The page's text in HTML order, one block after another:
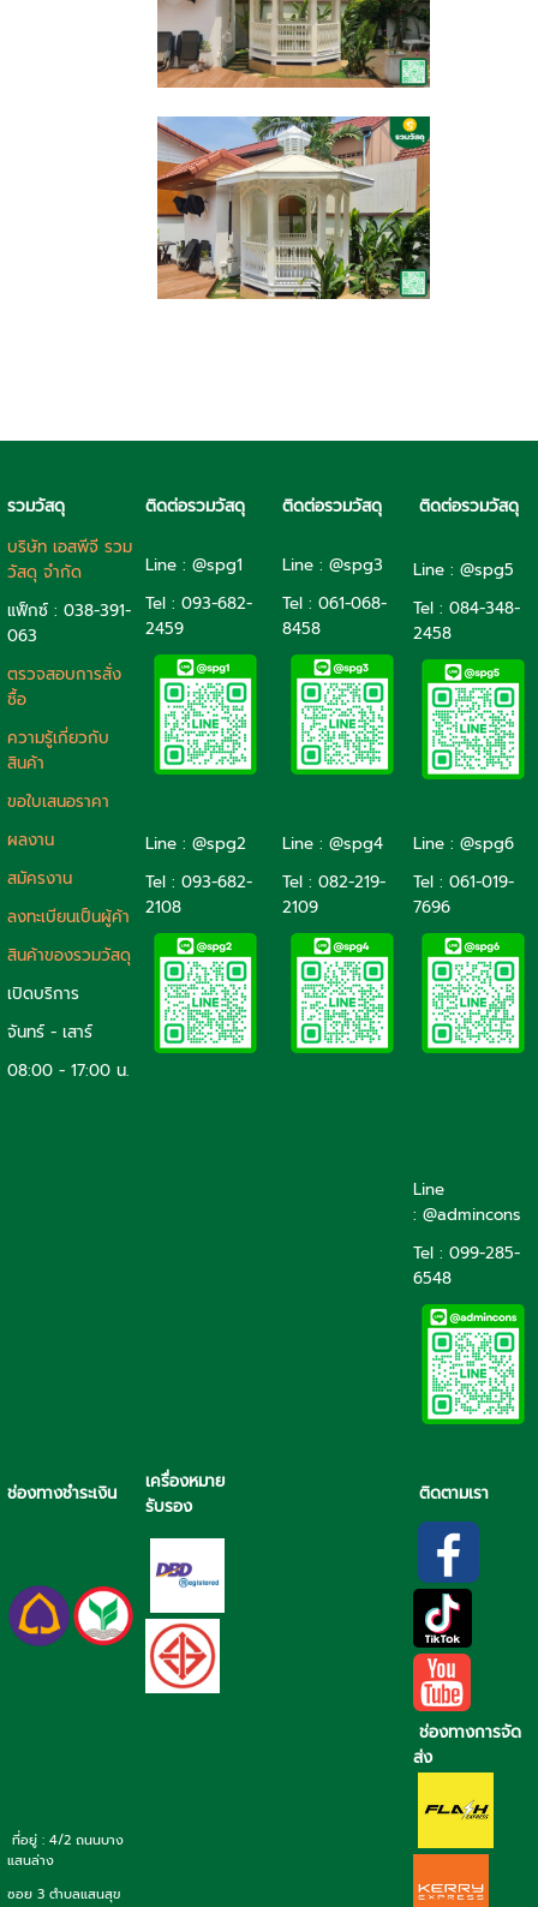
รวมวัสดุ ติดต่อรวมวัสดุ ติดต่อรวมวัสดุ
ติดต่อรวมวัสดุ
บริษัท เอสพีจี รวม
วัสดุ จำกัด
แฟ็กซ์ : 038-391-
063
ตรวจสอบการสั่ง
ซื้อ
ความรู้เกี่ยวกับ
สินค้า
ขอใบเสนอราคา
ผลงาน
สมัครงาน
ลงทะเบียนเป็นผู้ค้า
สินค้าของรวมวัสดุ
เปิดบริการ
จันทร์ - เสาร์
08:00 - 17:00 น.
Line : @spg1
Tel : 093-682-
2459
Line : @spg2
Tel : 093-682-
2108
Line : @spg3
Tel : 061-068-
8458
Line : @spg4
Tel : 082-219-
2109
Line : @spg5
Tel : 084-348-
2458
Line : @spg6
Tel : 061-019-
7696
Line
: @admincons
Tel : 099-285-
6548
ช่องทางชำระเงิน
เครื่องหมาย
รับรอง
ติดตามเรา
ช่องทางการจัด
ส่ง
ที่อยู่ : 4/2 ถนนบาง
แสนล่าง
ซอย 3 ตำบลแสนสุข